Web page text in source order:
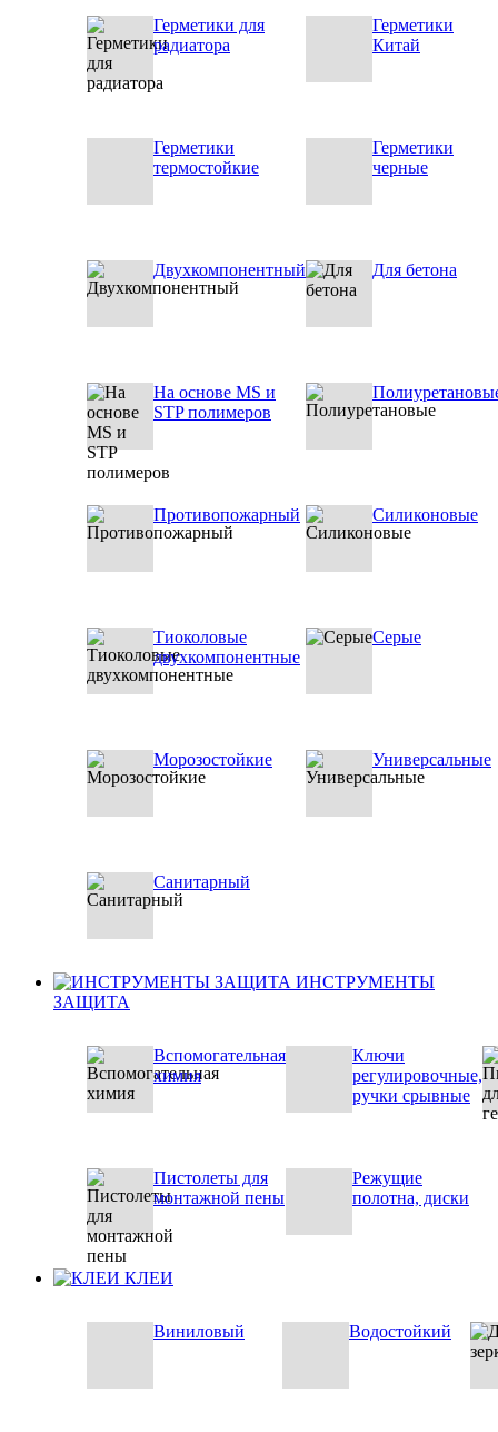
Герметики для
радиатора
Герметики
Китай
Герметики
термостойкие
Герметики
черные
Двухкомпонентный Для бетона
На основе MS и
STP полимеров
Противопожарный Силиконовые
Тиоколовые
двухкомпонентные
Серые
Морозостойкие Универсальные
Санитарный
ИНСТРУМЕНТЫ
ЗАЩИТА
Вспомогательная
химия
Ключи
регулировочные,
ручки срывные
Пистолеты для
монтажной пены
Режущие
полотна, диски
КЛЕИ
Виниловый Водостойкий